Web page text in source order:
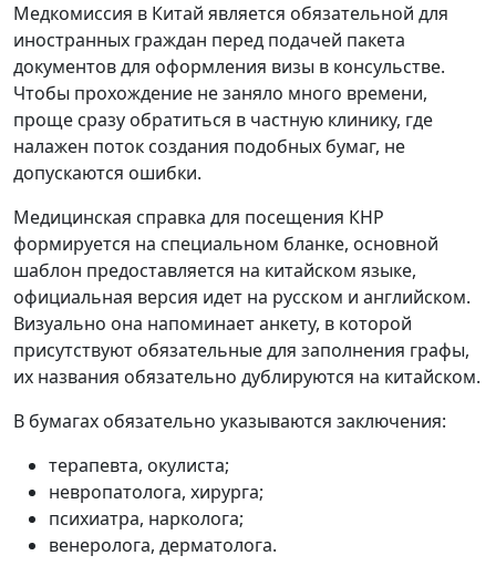
Медкомиссия в Китай является обязательной для
иностранных граждан перед подачей пакета
документов для оформления визы в консульстве.
Чтобы прохождение не заняло много времени,
проще сразу обратиться в частную клинику, где
налажен поток создания подобных бумаг, не
допускаются ошибки.
Медицинская справка для посещения КНР
формируется на специальном бланке, основной
шаблон предоставляется на китайском языке,
официальная версия идет на русском и английском.
Визуально она напоминает анкету, в которой
присутствуют обязательные для заполнения графы,
их названия обязательно дублируются на китайском.
В бумагах обязательно указываются заключения:
терапевта, окулиста;
невропатолога, хирурга;
психиатра, нарколога;
венеролога, дерматолога.